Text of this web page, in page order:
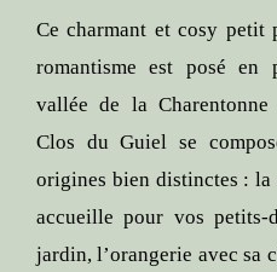
Ce charmant et cosy petit
romantisme est posé en
vallée de la
Clos du Guiel se
origines bien distinctes :
accueille pour vos petits-
jardin, l’orangerie avec sa